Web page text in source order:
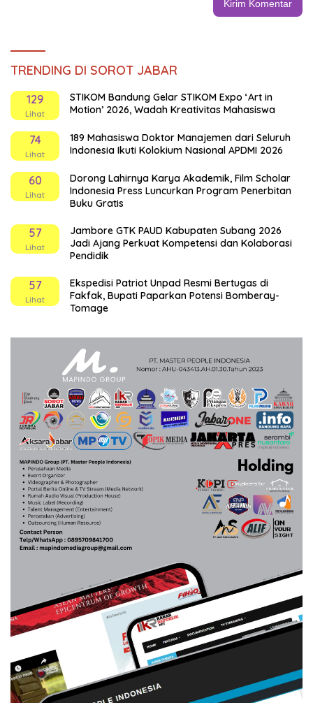
TRENDING DI SOROT JABAR
129
Lihat
STIKOM Bandung Gelar STIKOM Expo ‘Art in
Motion’ 2026, Wadah Kreativitas Mahasiswa
74
Lihat
189 Mahasiswa Doktor Manajemen dari Seluruh
Indonesia Ikuti Kolokium Nasional APDMI 2026
60
Lihat
Dorong Lahirnya Karya Akademik, Film Scholar
Indonesia Press Luncurkan Program Penerbitan
Buku Gratis
57
Lihat
Jambore GTK PAUD Kabupaten Subang 2026
Jadi Ajang Perkuat Kompetensi dan Kolaborasi
Pendidik
57
Lihat
Ekspedisi Patriot Unpad Resmi Bertugas di
Fakfak, Bupati Paparkan Potensi Bomberay-
Tomage